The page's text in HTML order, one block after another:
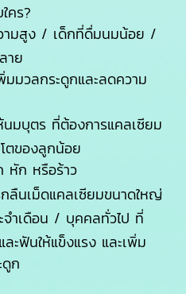
คร?
ามสูง / เด็กที่ดื่มนมน้อย /
าย
มวลกระดูกและลดความ
บุตร ที่ต้องการแคลเซียม
ตของลูกน้อย
หัก หรือร้าว
นเม็ดแคลเซียมขนาดใหญ่
ำเดือน / บุคคลทั่วไป ที่
ะฟันให้แข็งแรง และเพิ่ม
ก